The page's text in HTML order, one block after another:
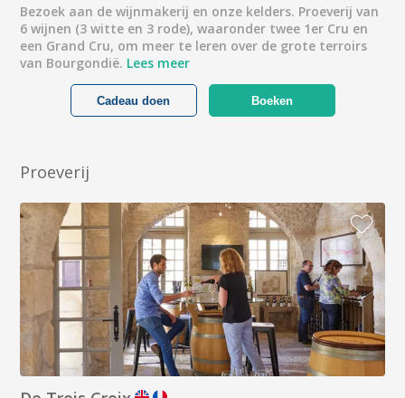
Bezoek aan de wijnmakerij en onze kelders. Proeverij van
6 wijnen (3 witte en 3 rode), waaronder twee 1er Cru en
een Grand Cru, om meer te leren over de grote terroirs
van Bourgondië. Lees meer
Boeken
Cadeau doen
Proeverij